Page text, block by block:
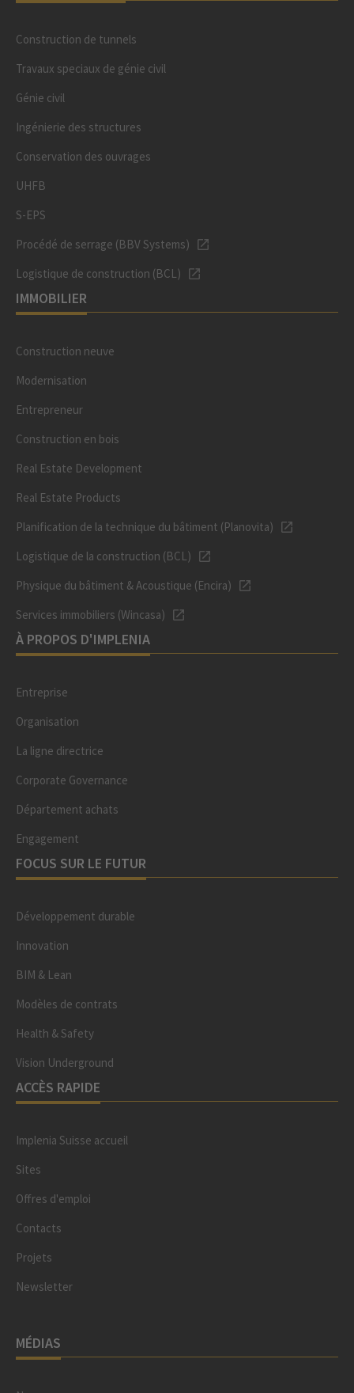
Construction de tunnels
Travaux speciaux de génie civil
Génie civil
Ingénierie des structures
Conservation des ouvrages
UHFB
S-EPS
Procédé de serrage (BBV Systems)
Logistique de construction (BCL)
IMMOBILIER
Construction neuve
Modernisation
Entrepreneur
Construction en bois
Real Estate Development
Real Estate Products
Planification de la technique du bâtiment (Planovita)
Logistique de la construction (BCL)
Physique du bâtiment & Acoustique (Encira)
Services immobiliers (Wincasa)
À PROPOS D'IMPLENIA
Entreprise
Organisation
La ligne directrice
Corporate Governance
Département achats
Engagement
FOCUS SUR LE FUTUR
Développement durable
Innovation
BIM & Lean
Modèles de contrats
Health & Safety
Vision Underground
ACCÈS RAPIDE
Implenia Suisse accueil
Sites
Offres d'emploi
Contacts
Projets
Newsletter
MÉDIAS